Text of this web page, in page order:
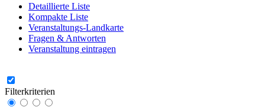
Detaillierte Liste
Kompakte Liste
Veranstaltungs-Landkarte
Fragen & Antworten
Veranstaltung eintragen
Filterkriterien